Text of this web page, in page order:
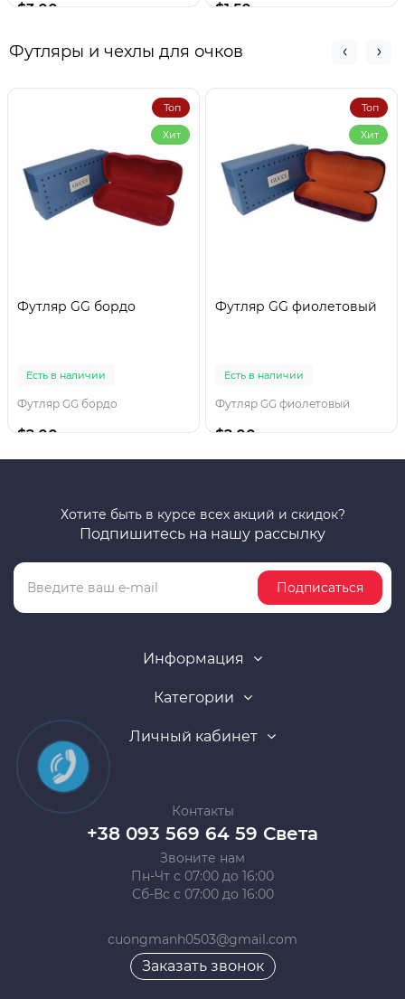
$3.00 $1.50
Футляры и чехлы для очков
Топ
Хит
Футляр GG бордо
Есть в наличии
Футляр GG бордо
$2.00
Топ
Хит
Футляр GG фиолетовый
Есть в наличии
Футляр GG фиолетовый
$2.00
Хотите быть в курсе всех акций и скидок?
Подпишитесь на нашу рассылку
Подписаться
Информация
Категории
Личный кабинет
Контакты
+38 093 569 64 59 Света
Звоните нам
Пн-Чт с 07:00 до 16:00
Сб-Вс с 07:00 до 16:00
cuongmanh0503@gmail.com
Заказать звонок